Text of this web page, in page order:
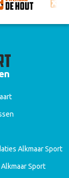
Alkmaar Sport
Sport